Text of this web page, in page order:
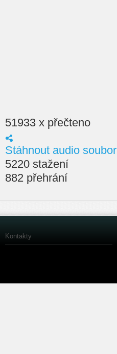
51933 x přečteno
Stáhnout audio soubor
5220 stažení
882 přehrání
Kontakty